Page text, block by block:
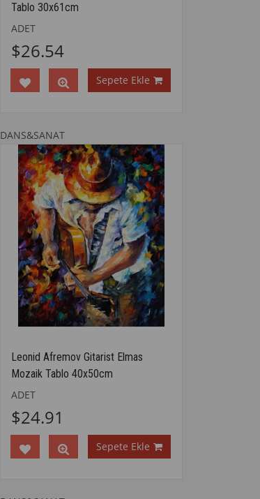
Tablo 30x61cm
ADET
$26.54
Sepete Ekle
DANS&SANAT
Leonid Afremov Gitarist Elmas
Mozaik Tablo 40x50cm
ADET
$24.91
Sepete Ekle